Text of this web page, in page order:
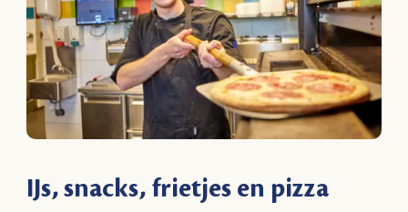
IJs, snacks, frietjes en pizza